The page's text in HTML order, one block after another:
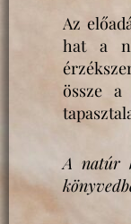
Az
hat a
össze a
A natúr